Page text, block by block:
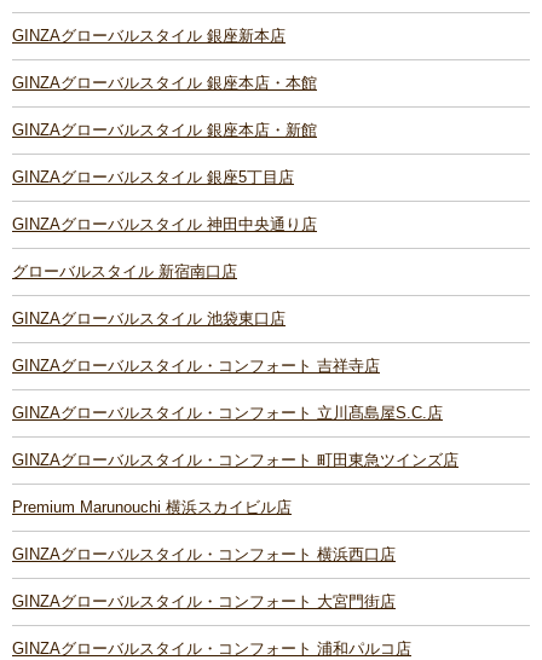
GINZAグローバルスタイル 銀座新本店
GINZAグローバルスタイル 銀座本店・本館
GINZAグローバルスタイル 銀座本店・新館
GINZAグローバルスタイル 銀座5丁目店
GINZAグローバルスタイル 神田中央通り店
グローバルスタイル 新宿南口店
GINZAグローバルスタイル 池袋東口店
GINZAグローバルスタイル・コンフォート 吉祥寺店
GINZAグローバルスタイル・コンフォート 立川髙島屋S.C.店
GINZAグローバルスタイル・コンフォート 町田東急ツインズ店
Premium Marunouchi 横浜スカイビル店
GINZAグローバルスタイル・コンフォート 横浜西口店
GINZAグローバルスタイル・コンフォート 大宮門街店
GINZAグローバルスタイル・コンフォート 浦和パルコ店